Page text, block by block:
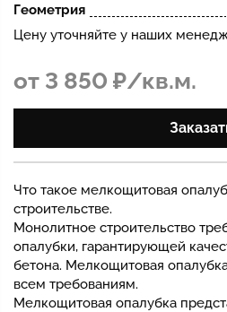
Геометрия
Цену уточняйте у наших
от 3 850 ₽/кв.м.
Что такое мелкощитовая
строительстве.
Монолитное строительство
опалубки, гарантирующей
бетона. Мелкощитовая
всем требованиям.
Мелкощитовая опалубка